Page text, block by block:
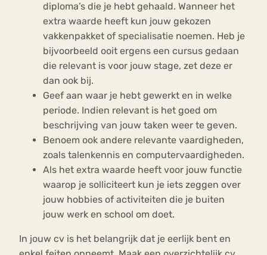
diploma’s die je hebt gehaald. Wanneer het
extra waarde heeft kun jouw gekozen
vakkenpakket of specialisatie noemen. Heb je
bijvoorbeeld ooit ergens een cursus gedaan
die relevant is voor jouw stage, zet deze er
dan ook bij.
Geef aan waar je hebt gewerkt en in welke
periode. Indien relevant is het goed om
beschrijving van jouw taken weer te geven.
Benoem ook andere relevante vaardigheden,
zoals talenkennis en computervaardigheden.
Als het extra waarde heeft voor jouw functie
waarop je solliciteert kun je iets zeggen over
jouw hobbies of activiteiten die je buiten
jouw werk en school om doet.
In jouw cv is het belangrijk dat je eerlijk bent en